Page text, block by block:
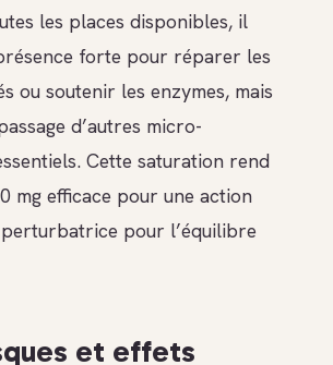
les places disponibles, il
forte pour réparer les
ou soutenir les enzymes, mais
d’autres micro-
Cette saturation rend
mg efficace pour une action
pour l’équilibre
et effets